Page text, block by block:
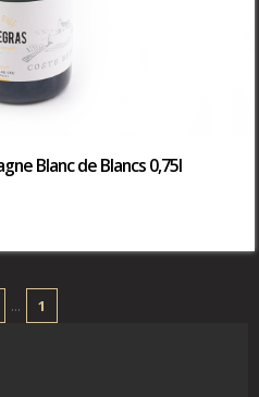
Blanc de Blancs 0,75l
... 1